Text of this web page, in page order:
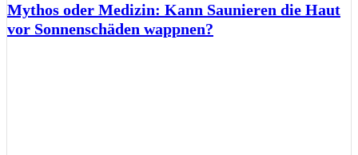
Mythos oder Medizin: Kann Saunieren die Haut
vor Sonnenschäden wappnen?